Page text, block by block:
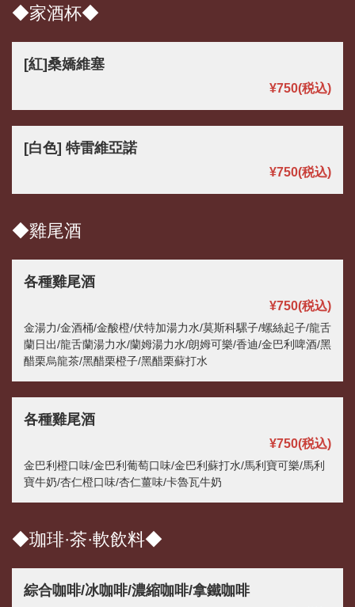
◆家酒杯◆
[紅]桑嬌維塞
¥750(税込)
[白色] 特雷維亞諾
¥750(税込)
◆雞尾酒
各種雞尾酒
¥750(税込)
金湯力/金酒桶/金酸橙/伏特加湯力水/莫斯科騾子/螺絲起子/龍舌
蘭日出/龍舌蘭湯力水/蘭姆湯力水/朗姆可樂/香迪/金巴利啤酒/黑
醋栗烏龍茶/黑醋栗橙子/黑醋栗蘇打水
各種雞尾酒
¥750(税込)
金巴利橙口味/金巴利葡萄口味/金巴利蘇打水/馬利寶可樂/馬利
寶牛奶/杏仁橙口味/杏仁薑味/卡魯瓦牛奶
◆珈琲·茶·軟飲料◆
綜合咖啡/冰咖啡/濃縮咖啡/拿鐵咖啡